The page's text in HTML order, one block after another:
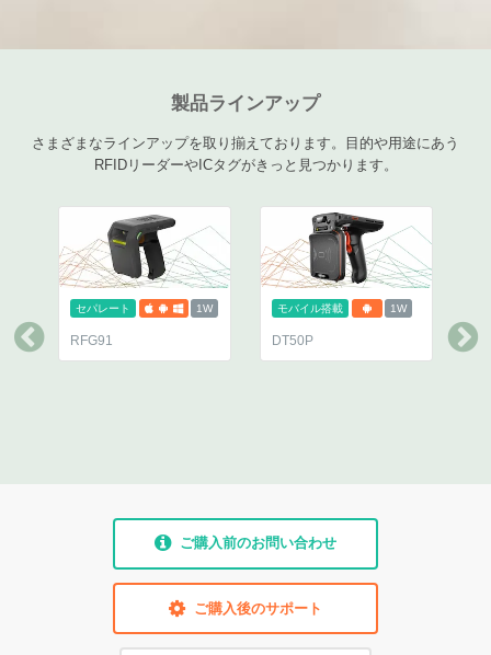
製品ラインアップ
さまざまなラインアップを取り揃えております。目的や用途にあう
RFIDリーダーやICタグがきっと見つかります。
モバイル搭載 1W
DT50P
スマートフォン
DT50D
ご購入前のお問い合わせ
ご購入後のサポート